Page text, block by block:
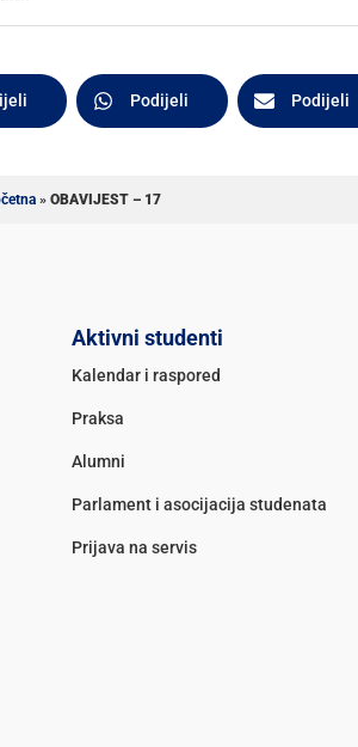
Podijeli Podijeli
» OBAVIJEST – 17
Aktivni studenti
Kalendar i raspored
Praksa
Alumni
Parlament i asocijacija studenata
Prijava na servis